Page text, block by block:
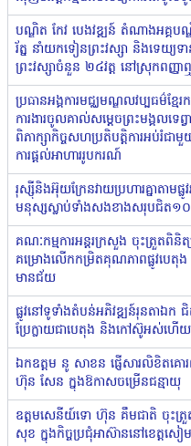
បណ្ឌិត កែវ បេងវឌ្ឍន៍ តំណាងអគ្គប
រ័ត្ន នាំយកទៀនព្រះវស្សា និងទេយ្យទ
ព្រះវស្សាចំនួន ២៤វត្ត នៅស្រុកពញ្ញាឮ
ប្រធានអង្គការមជ្ឈមណ្ឌលវប្បធម៌ខ្មែ
ការងារចូលគាល់សម្តេចព្រះមង្គលទេព្វា
ពិភាក្សាកិច្ចសហប្រតិបត្តិការអប់រំជ
ការផ្តល់អាហាររូបករណ៍
រុស្ស៉ីនិងអ៊ុយក្រែនវាយប្រហារគ្នាតាមផ្លូ
មនុស្សស្លាប់ទាំងសងខាងសរុបជិត១
គណៈកម្មការអន្តរក្រសួង ចុះត្រួតពិ
គម្រោងលើកកម្រិតគុណភាពផ្លូវបេតុ
មានជ័យ
ផ្លូវនៅទូទាំងតំបន់អភិវឌ្ឍន៍រុនតាឯ
ប្រែក្លាយជាបេតុង និងកៅស៊ូអស់ហើ
ឯកឧត្តម នូ សាខន ផ្ញើសារលិខិតគោ
ហ៊ុន សែន ក្នុងឱកាសចម្រើនជន្មាយុ
ឧត្តមសេនីយ៍ទោ ហ៊ុន គឹមជាតិ ចុះត្រួត
សុខ ក្នុងកិច្ចប្រជុំអាស៊ាននៅខេត្តសៀម